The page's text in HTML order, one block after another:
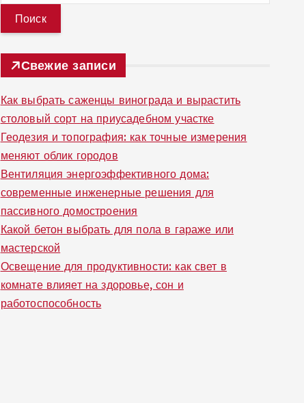
т
и
Свежие записи
Как выбрать саженцы винограда и вырастить
столовый сорт на приусадебном участке
Геодезия и топография: как точные измерения
меняют облик городов
Вентиляция энергоэффективного дома:
современные инженерные решения для
пассивного домостроения
Какой бетон выбрать для пола в гараже или
мастерской
Освещение для продуктивности: как свет в
комнате влияет на здоровье, сон и
работоспособность